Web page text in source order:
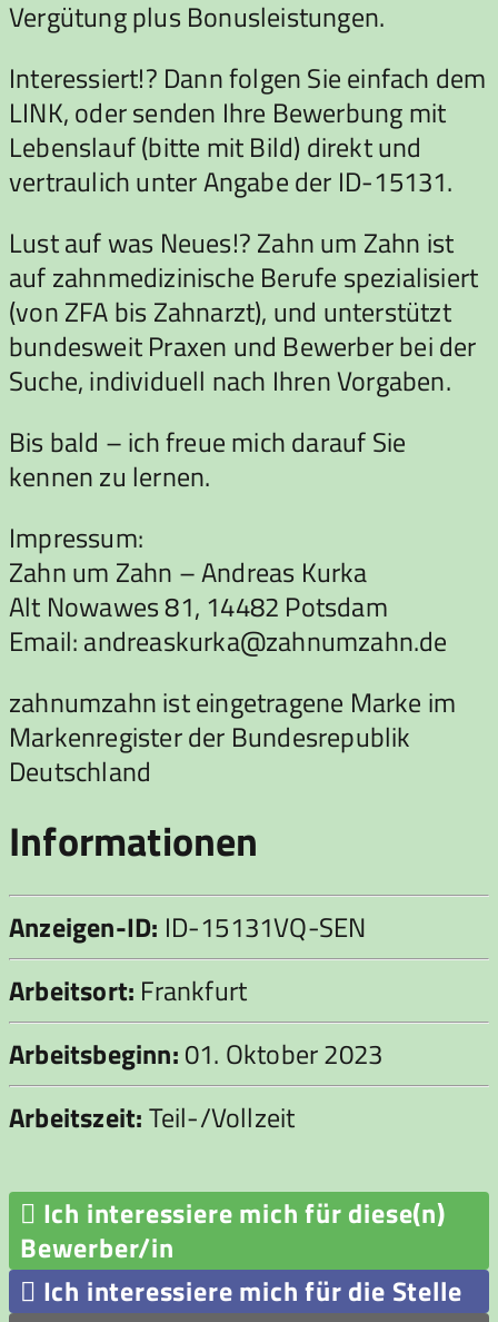
Vergütung plus Bonusleistungen.
Interessiert!? Dann folgen Sie einfach dem
LINK, oder senden Ihre Bewerbung mit
Lebenslauf (bitte mit Bild) direkt und
vertraulich unter Angabe der ID-15131.
Lust auf was Neues!? Zahn um Zahn ist
auf zahnmedizinische Berufe spezialisiert
(von ZFA bis Zahnarzt), und unterstützt
bundesweit Praxen und Bewerber bei der
Suche, individuell nach Ihren Vorgaben.
Bis bald – ich freue mich darauf Sie
kennen zu lernen.
Impressum:
Zahn um Zahn – Andreas Kurka
Alt Nowawes 81, 14482 Potsdam
Email: andreaskurka@zahnumzahn.de
zahnumzahn ist eingetragene Marke im
Markenregister der Bundesrepublik
Deutschland
Informationen
Anzeigen-ID: ID-15131VQ-SEN
Arbeitsort: Frankfurt
Arbeitsbeginn:01. Oktober 2023
Arbeitszeit:Teil-/Vollzeit
 Ich interessiere mich für diese(n)
Bewerber/in
 Ich interessiere mich für die Stelle